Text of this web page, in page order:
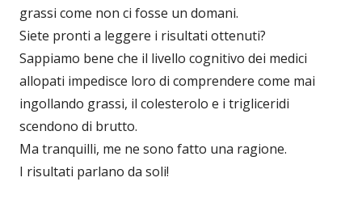
grassi come non ci fosse un domani.
Siete pronti a leggere i risultati ottenuti?
Sappiamo bene che il livello cognitivo dei medici
allopati impedisce loro di comprendere come mai
ingollando grassi, il colesterolo e i trigliceridi
scendono di brutto.
Ma tranquilli, me ne sono fatto una ragione.
I risultati parlano da soli!